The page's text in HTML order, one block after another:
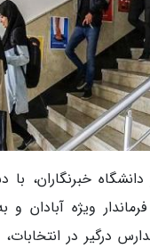
خبرنگاران،
ویژه آبادان
درگیر در